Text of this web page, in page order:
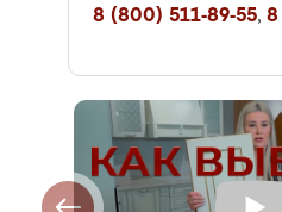
8 (800) 511-89-55, 8